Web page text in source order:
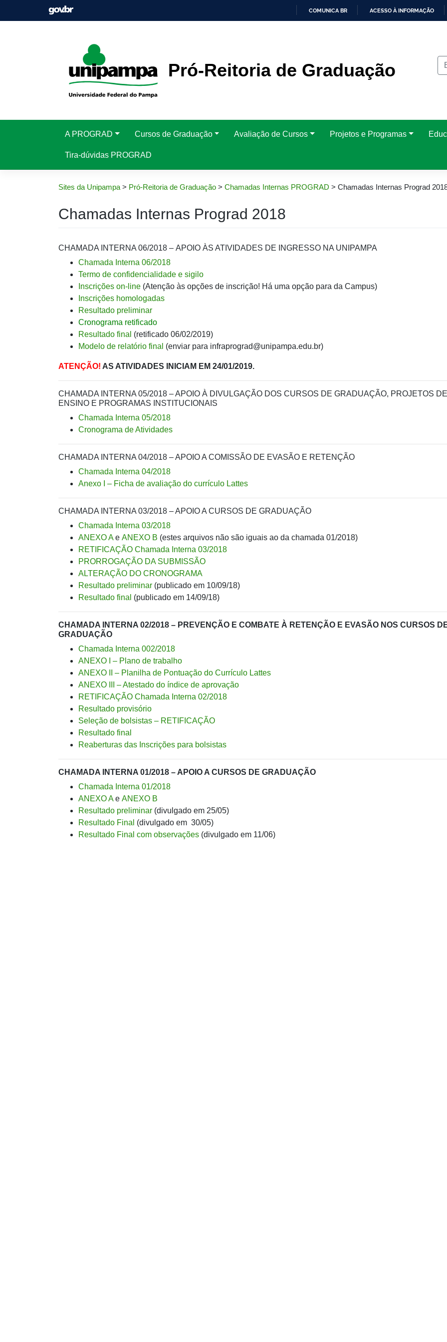
COMUNICA BR ACESSO À INFORMAÇÃO
Pró-Reitoria de Graduação
A PROGRAD Cursos de Graduação Avaliação de Cursos Projetos e Programas
Tira-dúvidas PROGRAD
Sites da Unipampa> Pró-Reitoria de Graduação > Chamadas Internas PROGRAD > Chamadas Internas Prograd
Chamadas Internas Prograd 2018
CHAMADA INTERNA 06/2018 – APOIO ÀS ATIVIDADES DE INGRESSO NA UNIPAMPA
Chamada Interna 06/2018
Termo de confidencialidade e sigilo
Inscrições on-line (Atenção às opções de inscrição! Há uma opção para da Campus)
Inscrições homologadas
Resultado preliminar
Cronograma retificado
Resultado final (retificado 06/02/2019)
Modelo de relatório final (enviar para infraprograd@unipampa.edu.br)
ATENÇÃO! AS ATIVIDADES INICIAM EM 24/01/2019.
CHAMADA INTERNA 05/2018 – APOIO À DIVULGAÇÃO DOS CURSOS DE GRADUAÇÃO, PROJETOS DE
ENSINO E PROGRAMAS INSTITUCIONAIS
Chamada Interna 05/2018
Cronograma de Atividades
CHAMADA INTERNA 04/2018 – APOIO A COMISSÃO DE EVASÃO E RETENÇÃO
Chamada Interna 04/2018
Anexo I – Ficha de avaliação do currículo Lattes
CHAMADA INTERNA 03/2018 – APOIO A CURSOS DE GRADUAÇÃO
Chamada Interna 03/2018
ANEXO Ae ANEXO B (estes arquivos não são iguais ao da chamada 01/2018)
RETIFICAÇÃO Chamada Interna 03/2018
PRORROGAÇÃO DA SUBMISSÃO
ALTERAÇÃO DO CRONOGRAMA
Resultado preliminar (publicado em 10/09/18)
Resultado final (publicado em 14/09/18)
CHAMADA INTERNA 02/2018 – PREVENÇÃO E COMBATE À RETENÇÃO E EVASÃO NOS CURSOS
GRADUAÇÃO
Chamada Interna 002/2018
ANEXO I – Plano de trabalho
ANEXO II – Planilha de Pontuação do Currículo Lattes
ANEXO III – Atestado do índice de aprovação
RETIFICAÇÃO Chamada Interna 02/2018
Resultado provisório
Seleção de bolsistas – RETIFICAÇÃO
Resultado final
Reaberturas das Inscrições para bolsistas
CHAMADA INTERNA 01/2018 – APOIO A CURSOS DE GRADUAÇÃO
Chamada Interna 01/2018
ANEXO Ae ANEXO B
Resultado preliminar (divulgado em 25/05)
Resultado Final (divulgado em 30/05)
Resultado Final com observações (divulgado em 11/06)